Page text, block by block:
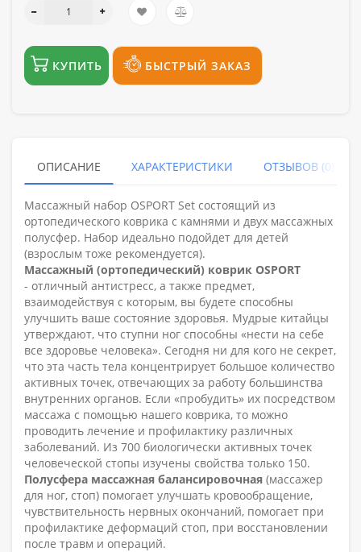
КУПИТЬ БЫСТРЫЙ ЗАКАЗ
ОПИСАНИЕ ХАРАКТЕРИСТИКИ ОТЗЫВОВ (0)
Массажный набор OSPORT Set состоящий из
ортопедического коврика с камнями и двух массажных
полусфер. Набор идеально подойдет для детей
(взрослым тоже рекомендуется).
Массажный (ортопедический) коврик OSPORT
- отличный антистресс, а также предмет,
взаимодействуя с которым, вы будете способны
улучшить ваше состояние здоровья. Мудрые китайцы
утверждают, что ступни ног способны «нести на себе
все здоровье человека». Сегодня ни для кого не секрет,
что эта часть тела концентрирует большое количество
активных точек, отвечающих за работу большинства
внутренних органов. Если «пробудить» их посредством
массажа с помощью нашего коврика, то можно
проводить лечение и профилактику различных
заболеваний. Из 700 биологически активных точек
человеческой стопы изучены свойства только 150.
Полусфера массажная балансировочная (массажер
для ног, стоп) помогает улучшать кровообращение,
чувствительность нервных окончаний, помогает при
профилактике деформаций стоп, при восстановлении
после травм и операций.